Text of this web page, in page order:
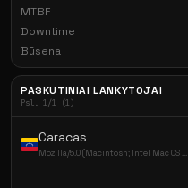
MTBF
Downtime
Būsena
PASKUTINIAI LANKYTOJAI
Psl. 1/1 (1)
Caracas
Mozilla/5.0 (Macintosh; Intel Mac OS ...